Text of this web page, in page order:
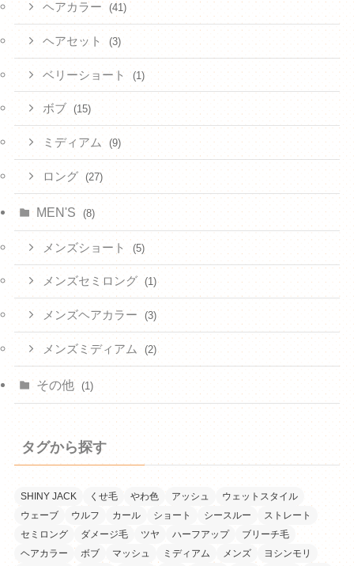
ヘアカラー (41)
ヘアセット (3)
ベリーショート (1)
ボブ (15)
ミディアム (9)
ロング (27)
MEN'S (8)
メンズショート (5)
メンズセミロング (1)
メンズヘアカラー (3)
メンズミディアム (2)
その他 (1)
タグから探す
SHINY JACK くせ毛 やわ色 アッシュ
ウェットスタイル
ウェーブ
ウルフ カール ショート シースルー
ストレート
セミロング
ダメージ毛 ツヤ ハーフアップ
ブリーチ毛
ヘアカラー
ボブ マッシュ ミディアム メンズ
ヨシンモリ